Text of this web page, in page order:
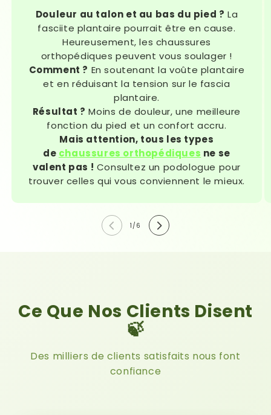
Douleur au talon et au bas du pied ? La
fasciite plantaire pourrait être en cause.
Heureusement, les chaussures
orthopédiques peuvent vous soulager !
Comment ? En soutenant la voûte plantaire
et en réduisant la tension sur le fascia
plantaire.
Résultat ? Moins de douleur, une meilleure
fonction du pied et un confort accru.
Mais attention, tous les types
de chaussures orthopédiques ne se
valent pas ! Consultez un podologue pour
trouver celles qui vous conviennent le mieux.
1 /de
6
Ce Que Nos Clients Disent
🍃
Des milliers de clients satisfaits nous font
confiance